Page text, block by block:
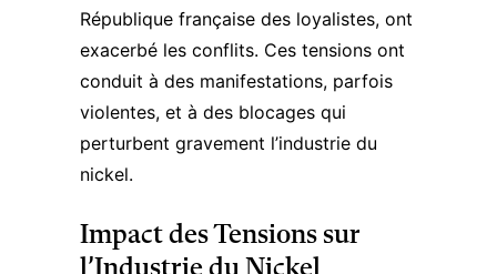
République française des loyalistes, ont
exacerbé les conflits. Ces tensions ont
conduit à des manifestations, parfois
violentes, et à des blocages qui
perturbent gravement l’industrie du
nickel.
Impact des Tensions sur